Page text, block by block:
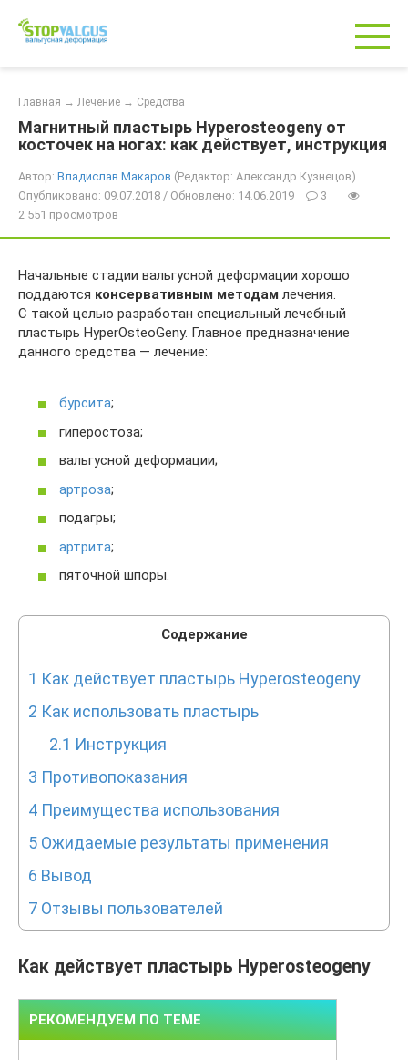
контенту
Главная → Лечение → Средства
Магнитный пластырь Hyperosteogeny от
косточек на ногах: как действует, инструкция
Автор: Владислав Макаров (Редактор: Александр Кузнецов)
Опубликовано: 09.07.2018 / Обновлено: 14.06.2019
3
2 551 просмотров
Начальные стадии вальгусной деформации хорошо
поддаются консервативным методам лечения.
С такой целью разработан специальный лечебный
пластырь HyperOsteoGeny. Главное предназначение
данного средства — лечение:
бурсита;
гиперостоза;
вальгусной деформации;
артроза;
подагры;
артрита;
пяточной шпоры.
Содержание
1 Как действует пластырь Hyperosteogeny
2 Как использовать пластырь
2.1 Инструкция
3 Противопоказания
4 Преимущества использования
5 Ожидаемые результаты применения
6 Вывод
7 Отзывы пользователей
Как действует пластырь Hyperosteogeny